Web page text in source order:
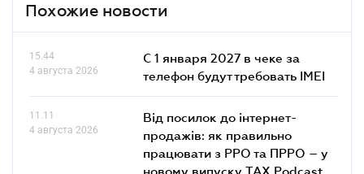
Похожие новости
15.44
4 августа 2026
С 1 января 2027 в чеке за
телефон будут требовать IMEI
11.11
4 августа 2026
Від посилок до інтернет-
продажів: як правильно
працювати з РРО та ПРРО – у
новому випуску TAX Podcast